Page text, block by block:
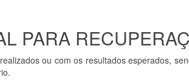
PARA
ou com os resultados esperados,